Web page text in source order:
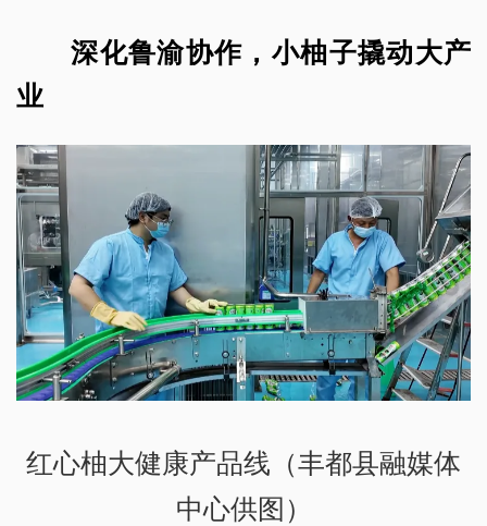
深化鲁渝协作，小柚子撬动大产
业
红心柚大健康产品线（丰都县融媒体
中心供图）